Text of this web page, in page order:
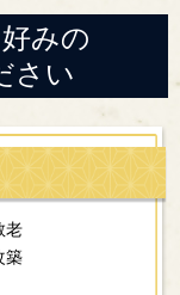
みの
さい
老
築